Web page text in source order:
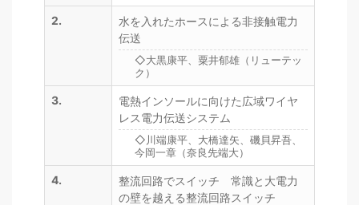
2.
水を入れたホースによる非接触電力
伝送
◇大黒康平、粟井郁雄（リューテッ
ク）
3.
電熱インソールに向けた広域ワイヤ
レス電力伝送システム
◇川端康平、大橋達矢、磯貝昇吾、
今岡一章（奈良先端大）
4.
整流回路でスイッチ 常識と大電力
の壁を越える整流回路スイッチ